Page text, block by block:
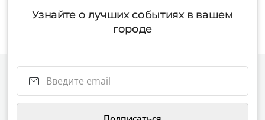
Узнайте о лучших событиях в вашем
городе